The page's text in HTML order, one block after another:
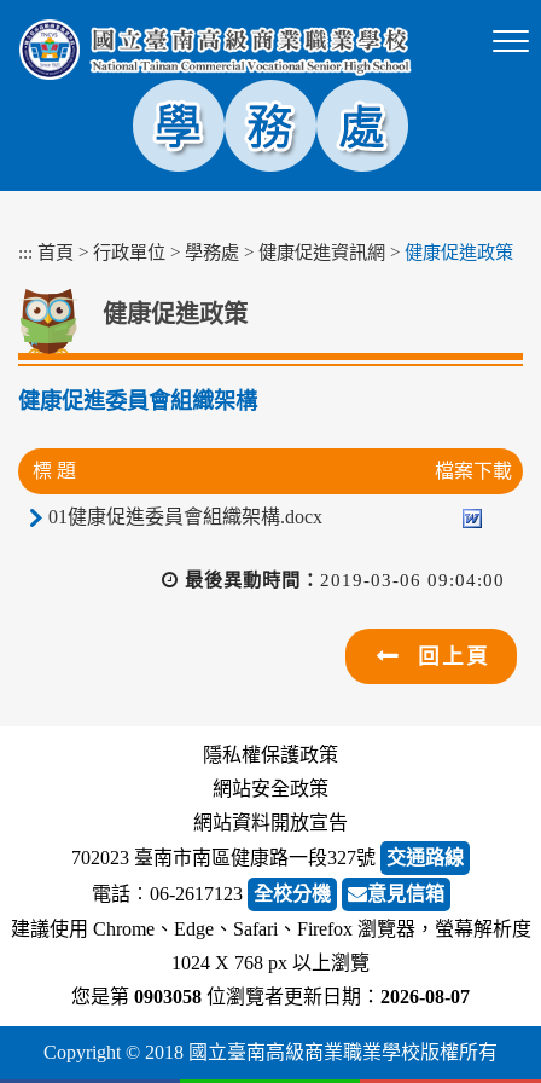
塊
::: 首頁 > 行政單位 > 學務處 > 健康促進資訊網 > 健康促進政策
健康促進政策
健康促進委員會組織架構
標 題 檔案下載
01健康促進委員會組織架構.docx
最後異動時間： 2019-03-06 09:04:00
回上頁
隱私權保護政策
網站安全政策
網站資料開放宣告
702023 臺南市南區健康路一段327號 交通路線
電話︰06-2617123 全校分機
意見信箱
建議使用 Chrome、Edge、Safari、Firefox 瀏覽器，螢幕解析度
1024 X 768 px 以上瀏覽
您是第 0903058 位瀏覽者更新日期： 2026-08-07
Copyright © 2018 國立臺南高級商業職業學校版權所有